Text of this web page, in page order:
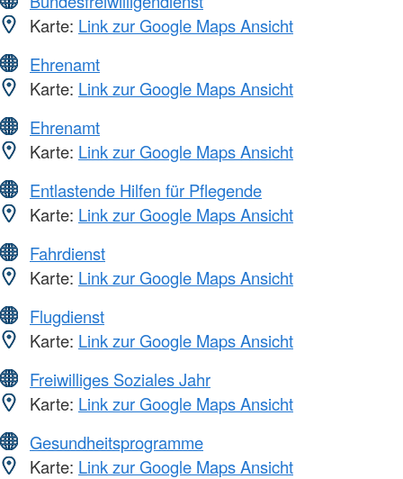
Karte: Link zur Google Maps Ansicht
Ehrenamt
Karte: Link zur Google Maps Ansicht
Ehrenamt
Karte: Link zur Google Maps Ansicht
Entlastende Hilfen für Pflegende
Karte: Link zur Google Maps Ansicht
Fahrdienst
Karte: Link zur Google Maps Ansicht
Flugdienst
Karte: Link zur Google Maps Ansicht
Freiwilliges Soziales Jahr
Karte: Link zur Google Maps Ansicht
Gesundheitsprogramme
Karte: Link zur Google Maps Ansicht